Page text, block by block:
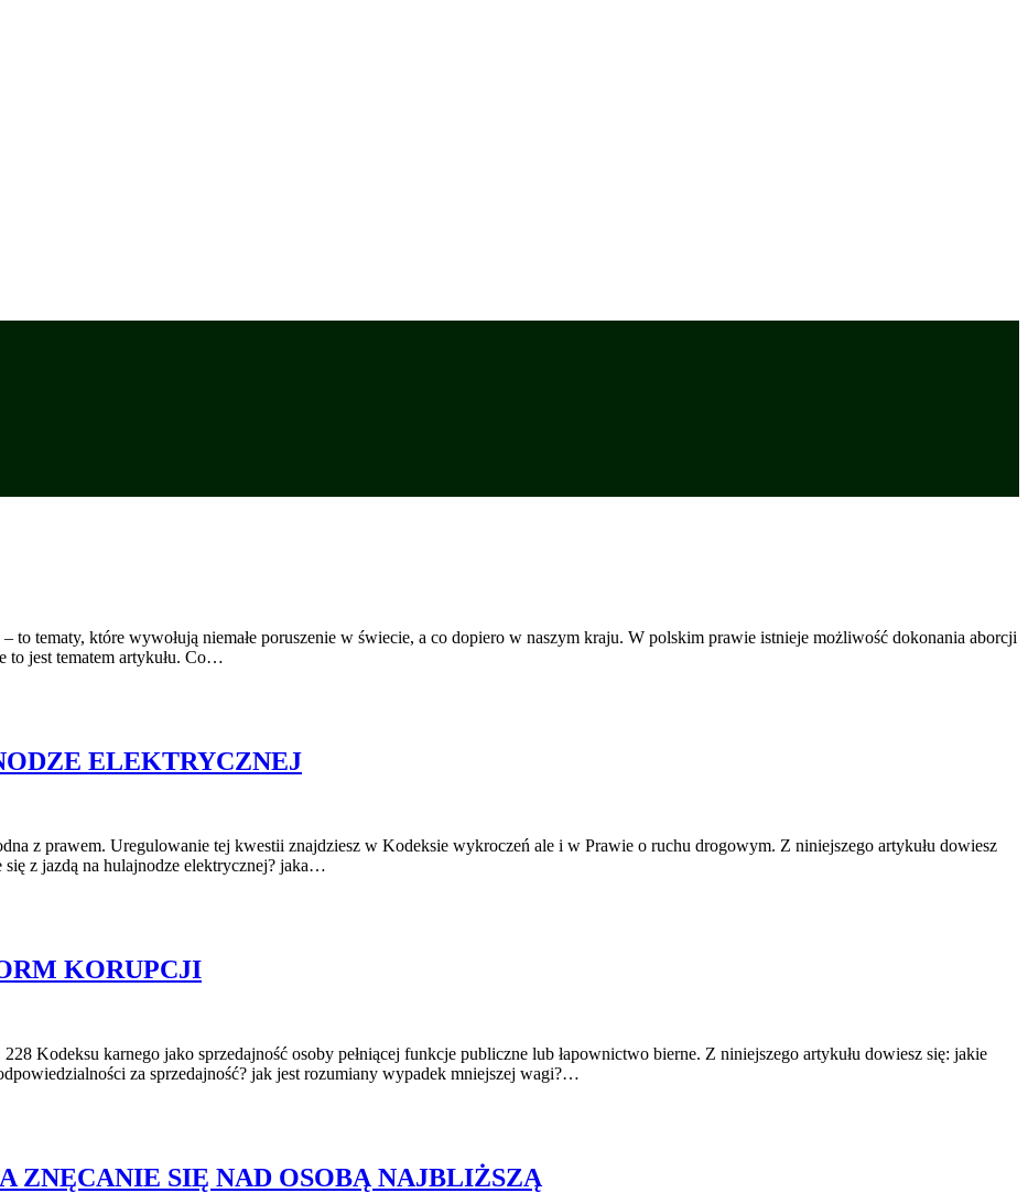
to tematy, które wywołują niemałe poruszenie w świecie, a co dopiero w naszym kraju. W polskim prawie istnieje możliwość dokonania aborcji
to jest tematem artykułu. Co…
ELEKTRYCZNEJ
z prawem. Uregulowanie tej kwestii znajdziesz w Kodeksie wykroczeń ale i w Prawie o ruchu drogowym. Z niniejszego artykułu dowiesz
z jazdą na hulajnodze elektrycznej? jaka…
KORUPCJI
Kodeksu karnego jako sprzedajność osoby pełniącej funkcje publiczne lub łapownictwo bierne. Z niniejszego artykułu dowiesz się: jakie
za sprzedajność? jak jest rozumiany wypadek mniejszej wagi?…
ZNĘCANIE SIĘ NAD OSOBĄ NAJBLIŻSZĄ